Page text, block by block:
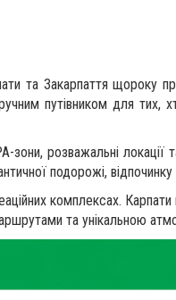
та Закарпаття щороку
путівником для тих,
розважальні локації
подорожі,
комплексах.
та унікальною